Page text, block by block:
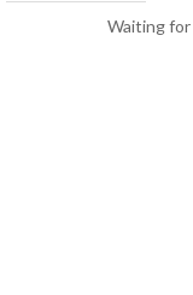
Waiting for